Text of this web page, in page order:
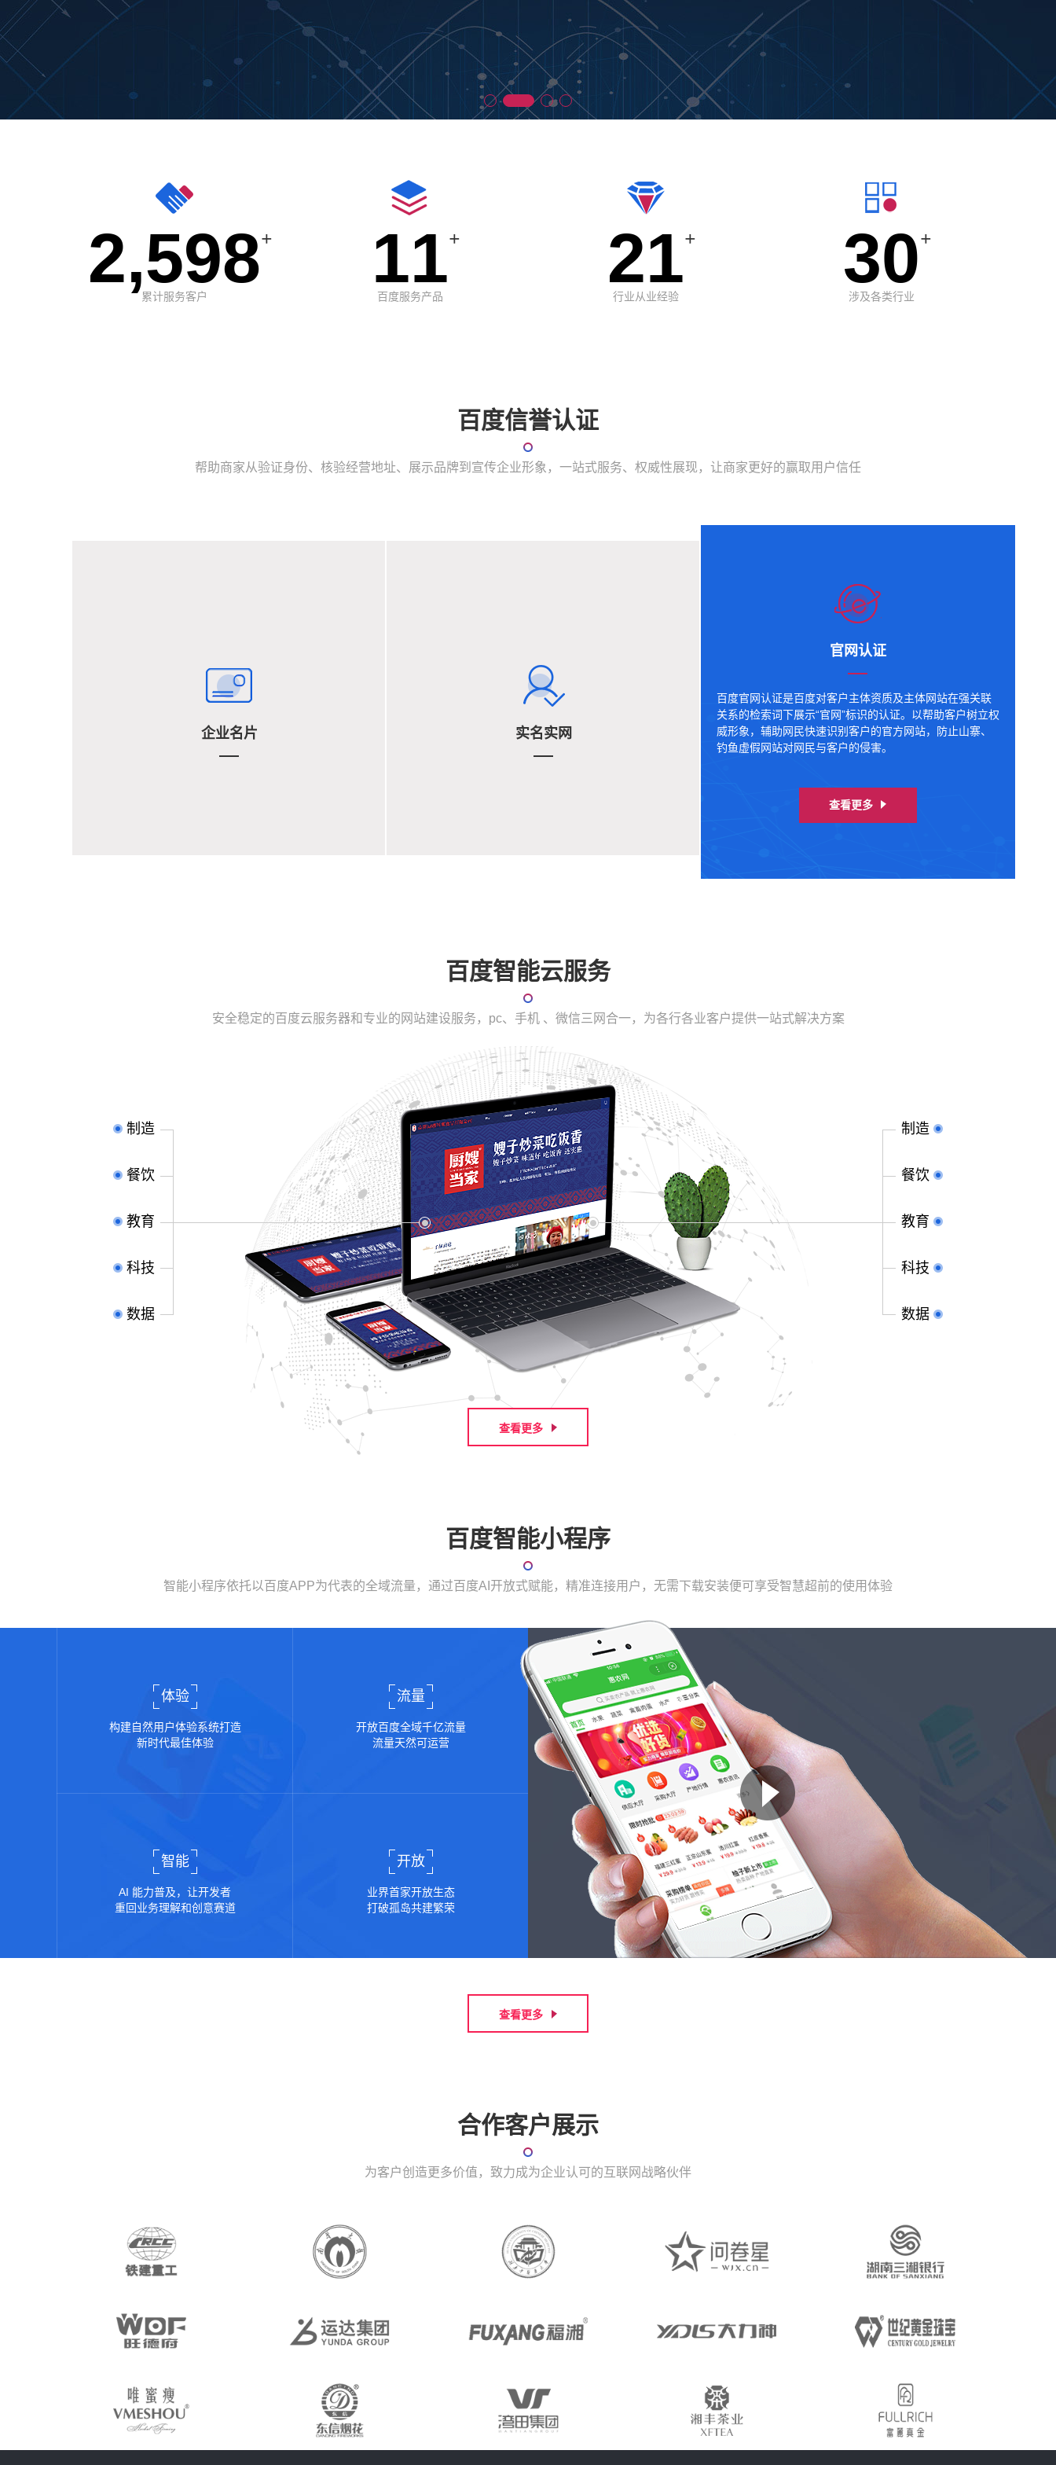
2,598+
累计服务客户 11+
百度服务产品 21+
行业从业经验 30+
涉及各类行业
百度信誉认证
帮助商家从验证身份、核验经营地址、展示品牌到宣传企业形象，一站式服务、权威性展现，让商家更好的赢取用户信任
企业名片 实名实网
官网认证
百度官网认证是百度对客户主体资质及主体网站在强关联
关系的检索词下展示“官网”标识的认证。以帮助客户树立权
威形象，辅助网民快速识别客户的官方网站，防止山寨、
钓鱼虚假网站对网民与客户的侵害。
查看更多
百度智能云服务
安全稳定的百度云服务器和专业的网站建设服务，pc、手机 、微信三网合一，为各行各业客户提供一站式解决方案
制造
餐饮
教育
科技
数据
制造
餐饮
教育
科技
数据
查看更多
百度智能小程序
智能小程序依托以百度APP为代表的全域流量，通过百度AI开放式赋能，精准连接用户，无需下载安装便可享受智慧超前的使用体验
体验
构建自然用户体验系统打造
新时代最佳体验
流量
开放百度全域千亿流量
流量天然可运营
智能
AI 能力普及，让开发者
重回业务理解和创意赛道
开放
业界首家开放生态
打破孤岛共建繁荣
查看更多
合作客户展示
为客户创造更多价值，致力成为企业认可的互联网战略伙伴